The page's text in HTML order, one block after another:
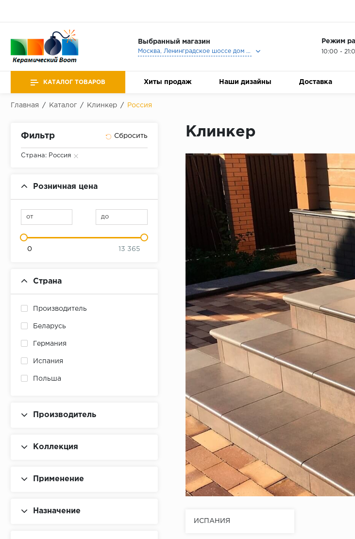
Выбранный магазин
Москва, Ленинградское шоссе дом 25, Торговый Центр Family Room, 2-ой этаж, Магазин Керамический Бум.
Режим
10:00 -
КАТАЛОГ ТОВАРОВ Хиты продаж Наши дизайны Доставка
Главная / Каталог / Клинкер / Россия
Фильтр
Страна: Россия
Розничная цена
от до
0 13 365
Страна
Производитель
Беларусь
Германия
Испания
Польша
Производитель
Коллекция
Применение
Назначение
Клинкер
ИСПАНИЯ